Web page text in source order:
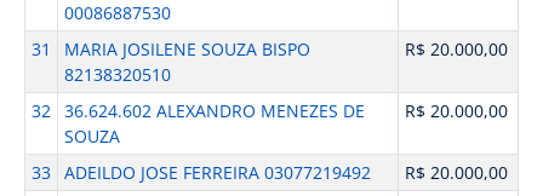
00086887530
31
MARIA JOSILENE SOUZA BISPO
82138320510
R$ 20.000,00
32 36.624.602 ALEXANDRO MENEZES DE
SOUZA
R$ 20.000,00
33 ADEILDO JOSE FERREIRA 03077219492
R$ 20.000,00